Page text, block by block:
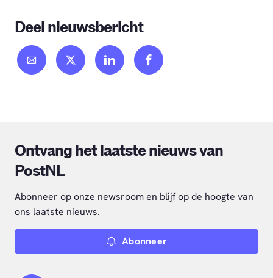
Deel nieuwsbericht
Ontvang het laatste nieuws van
PostNL
Abonneer op onze newsroom en blijf op de hoogte van
ons laatste nieuws.
Abonneer